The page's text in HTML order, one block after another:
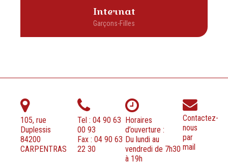
Internat
105, rue
Duplessis
84200
CARPENTRAS
Tel : 04 90 63
00 93
Fax : 04 90 63
22 30
Horaires
d’ouverture :
Du lundi au
vendredi de 7h30
à 19h
Contactez-
nous
par
mail